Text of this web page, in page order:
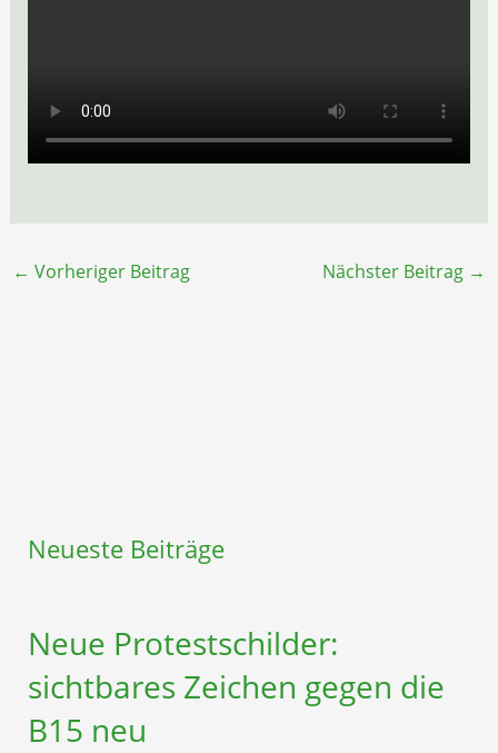
← Vorheriger Beitrag Nächster Beitrag →
Neueste Beiträge
Neue Protestschilder:
sichtbares Zeichen gegen die
B15 neu